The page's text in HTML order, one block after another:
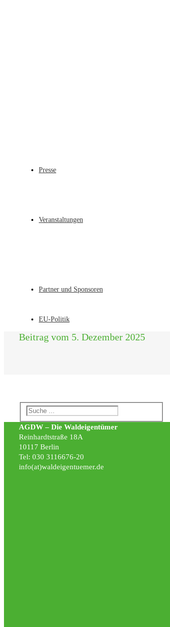
Presse
Veranstaltungen
Partner und Sponsoren
EU-Politik
Beitrag vom 5. Dezember 2025
AGDW – Die Waldeigentümer
Reinhardtstraße 18A
10117 Berlin
Tel: 030 3116676-20
info(at)waldeigentuemer.de